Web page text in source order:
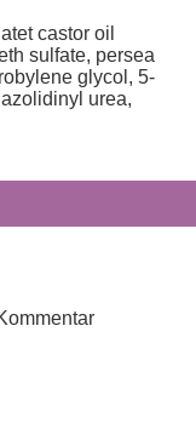
castor oil
sulfate, persea
glycol, 5-
urea,